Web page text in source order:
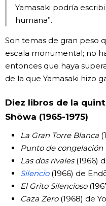
Yamasaki podría
humana”.
Son temas de gran peso
escala monumental; no
entonces que haya
de la que Yamasaki hizo
Diez libros de la
Shōwa (1965-1975)
La Gran Torre Blanca
Punto de congelación
Las dos rivales(1966)
Silencio(1966) de
El Grito Silencioso
Caza Zero(1968) de